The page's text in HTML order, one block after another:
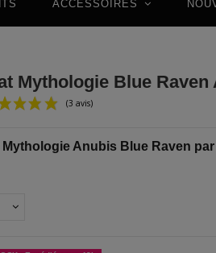
ACCESSOIRES
Mythologie Blue Raven
(3 avis)
Mythologie Anubis Blue Raven